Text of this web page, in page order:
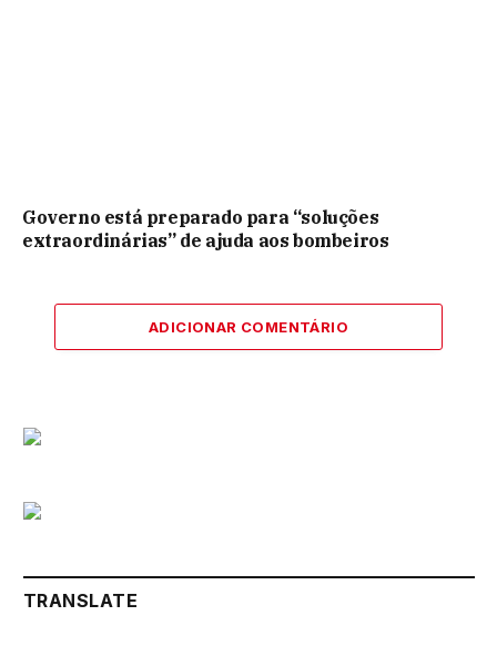
Governo está preparado para “soluções
extraordinárias” de ajuda aos bombeiros
ADICIONAR COMENTÁRIO
TRANSLATE